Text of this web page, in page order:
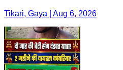
Tikari, Gaya | Aug 6, 2026